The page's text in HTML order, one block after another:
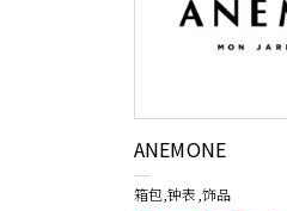
ANEMONE
箱包,钟表,饰品